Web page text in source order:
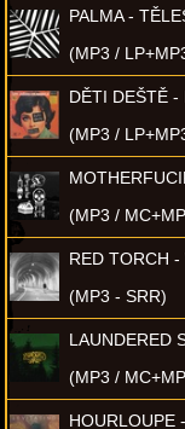
PALMA -
(MP3 /
DĚTI DEŠTĚ -
(MP3 /
(MP3 /
RED TORCH
(MP3 - SRR)
LAUNDERED
(MP3 /
HOURLOUPE